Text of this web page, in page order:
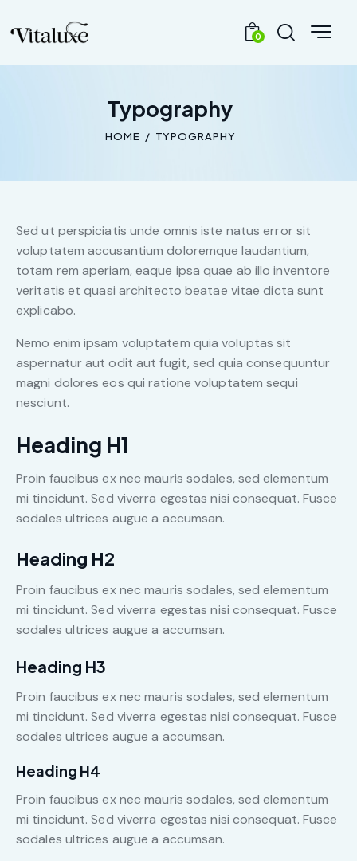
0
Typography
HOME TYPOGRAPHY
Sed ut perspiciatis unde omnis iste natus error sit
voluptatem accusantium doloremque laudantium,
totam rem aperiam, eaque ipsa quae ab illo inventore
veritatis et quasi architecto beatae vitae dicta sunt
explicabo.
Nemo enim ipsam voluptatem quia voluptas sit
aspernatur aut odit aut fugit, sed quia consequuntur
magni dolores eos qui ratione voluptatem sequi
nesciunt.
Heading H1
Proin faucibus ex nec mauris sodales, sed elementum
mi tincidunt. Sed viverra egestas nisi consequat. Fusce
sodales ultrices augue a accumsan.
Heading H2
Proin faucibus ex nec mauris sodales, sed elementum
mi tincidunt. Sed viverra egestas nisi consequat. Fusce
sodales ultrices augue a accumsan.
Heading H3
Proin faucibus ex nec mauris sodales, sed elementum
mi tincidunt. Sed viverra egestas nisi consequat. Fusce
sodales ultrices augue a accumsan.
Heading H4
Proin faucibus ex nec mauris sodales, sed elementum
mi tincidunt. Sed viverra egestas nisi consequat. Fusce
sodales ultrices augue a accumsan.